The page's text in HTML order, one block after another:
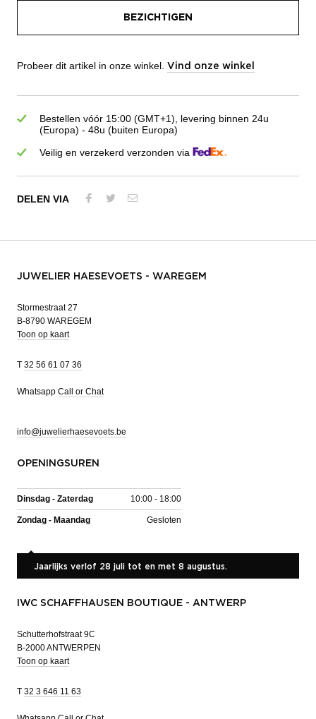
BEZICHTIGEN
Probeer dit artikel in onze winkel. Vind onze winkel
Bestellen vóór 15:00 (GMT+1), levering binnen 24u
(Europa) - 48u (buiten Europa)
Veilig en verzekerd verzonden via
DELEN VIA
JUWELIER HAESEVOETS - WAREGEM
Stormestraat 27
B-8790 WAREGEM
Toon op kaart
T 32 56 61 07 36
Whatsapp Call or Chat
info@juwelierhaesevoets.be
OPENINGSUREN
Dinsdag - Zaterdag 10:00 - 18:00
Zondag - Maandag Gesloten
Jaarlijks verlof 28 juli tot en met 8 augustus.
IWC SCHAFFHAUSEN BOUTIQUE - ANTWERP
Schutterhofstraat 9C
B-2000 ANTWERPEN
Toon op kaart
T 32 3 646 11 63